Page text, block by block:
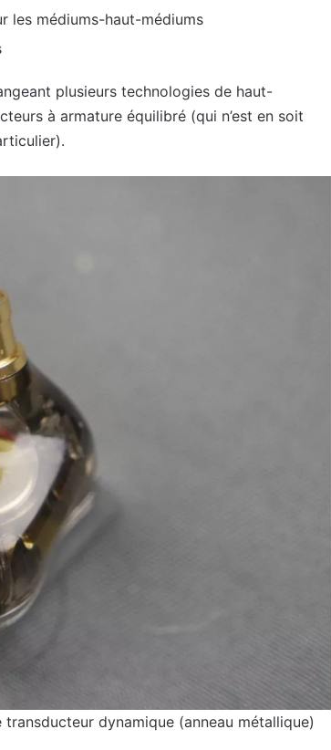
les médiums-haut-médiums
plusieurs technologies de haut-
à armature équilibré (qui n’est en soit
dynamique (anneau métallique)